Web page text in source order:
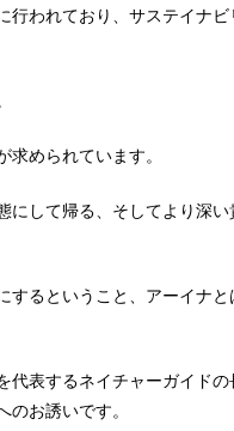
われており、サステイナ
められています。
して帰る、そしてより深
るということ、アーイナ
代表するネイチャーガイド
お誘いです。